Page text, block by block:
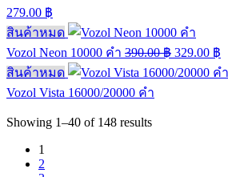
279.00 ฿
สินค้าหมด
Vozol Neon 10000 คำ 390.00฿ 329.00 ฿
สินค้าหมด
Vozol Vista 16000/20000 คำ
Showing 1–40 of 148 results
1
2